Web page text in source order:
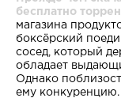
бесплатно
магазина
боксёрский
сосед, который
обладает
Однако
ему конкуренцию.